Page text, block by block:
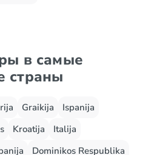
в самые
страны
Graikija
Ispanija
Kroatija
Italija
Dominikos Respublika